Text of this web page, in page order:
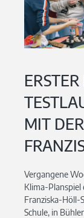
MIT
Vergangene
Klima-Planspiel
Franziska-Höll-
Schule, in